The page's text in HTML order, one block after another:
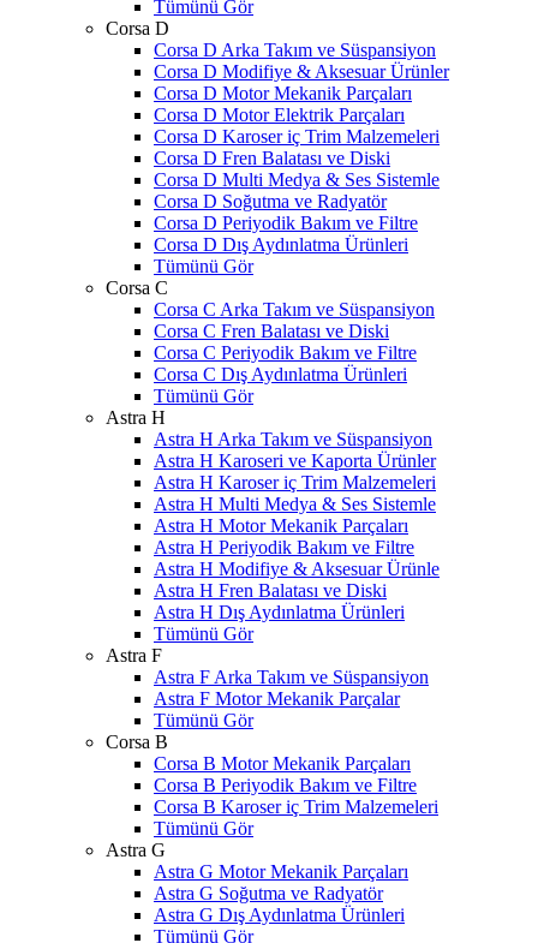
Tümünü Gör
Corsa D
Corsa D Arka Takım ve Süspansiyon
Corsa D Modifiye & Aksesuar Ürünler
Corsa D Motor Mekanik Parçaları
Corsa D Motor Elektrik Parçaları
Corsa D Karoser iç Trim Malzemeleri
Corsa D Fren Balatası ve Diski
Corsa D Multi Medya & Ses Sistemle
Corsa D Soğutma ve Radyatör
Corsa D Periyodik Bakım ve Filtre
Corsa D Dış Aydınlatma Ürünleri
Tümünü Gör
Corsa C
Corsa C Arka Takım ve Süspansiyon
Corsa C Fren Balatası ve Diski
Corsa C Periyodik Bakım ve Filtre
Corsa C Dış Aydınlatma Ürünleri
Tümünü Gör
Astra H
Astra H Arka Takım ve Süspansiyon
Astra H Karoseri ve Kaporta Ürünler
Astra H Karoser iç Trim Malzemeleri
Astra H Multi Medya & Ses Sistemle
Astra H Motor Mekanik Parçaları
Astra H Periyodik Bakım ve Filtre
Astra H Modifiye & Aksesuar Ürünle
Astra H Fren Balatası ve Diski
Astra H Dış Aydınlatma Ürünleri
Tümünü Gör
Astra F
Astra F Arka Takım ve Süspansiyon
Astra F Motor Mekanik Parçalar
Tümünü Gör
Corsa B
Corsa B Motor Mekanik Parçaları
Corsa B Periyodik Bakım ve Filtre
Corsa B Karoser iç Trim Malzemeleri
Tümünü Gör
Astra G
Astra G Motor Mekanik Parçaları
Astra G Soğutma ve Radyatör
Astra G Dış Aydınlatma Ürünleri
Tümünü Gör